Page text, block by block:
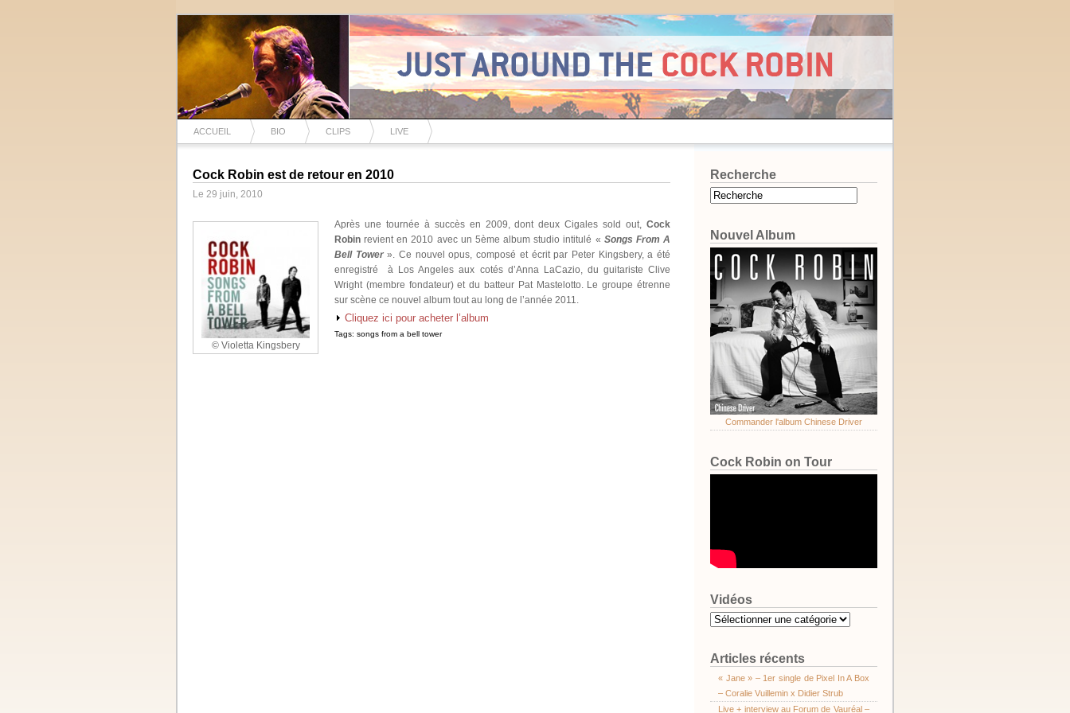
ACCUEIL BIO CLIPS LIVE
Cock Robin est de retour en 2010
Le 29 juin, 2010
© Violetta Kingsbery
Après une tournée à succès en 2009, dont deux Cigales sold out, Cock
Robin revient en 2010 avec un 5ème album studio intitulé « Songs From A
Bell Tower». Ce nouvel opus, composé et écrit par Peter Kingsbery, a été
enregistré à Los Angeles aux cotés d’Anna LaCazio, du guitariste Clive
Wright (membre fondateur) et du batteur Pat Mastelotto. Le groupe étrenne
sur scène ce nouvel album tout au long de l’année 2011.
Cliquez ici pour acheter l’album
Tags: songs from a bell tower
Recherche
Nouvel Album
Commander l'album Chinese Driver
Cock Robin on Tour
Vidéos
Vidéos
Articles récents
« Jane » – 1er single de Pixel In A Box
– Coralie Vuillemin x Didier Strub
Live + interview au Forum de Vauréal –